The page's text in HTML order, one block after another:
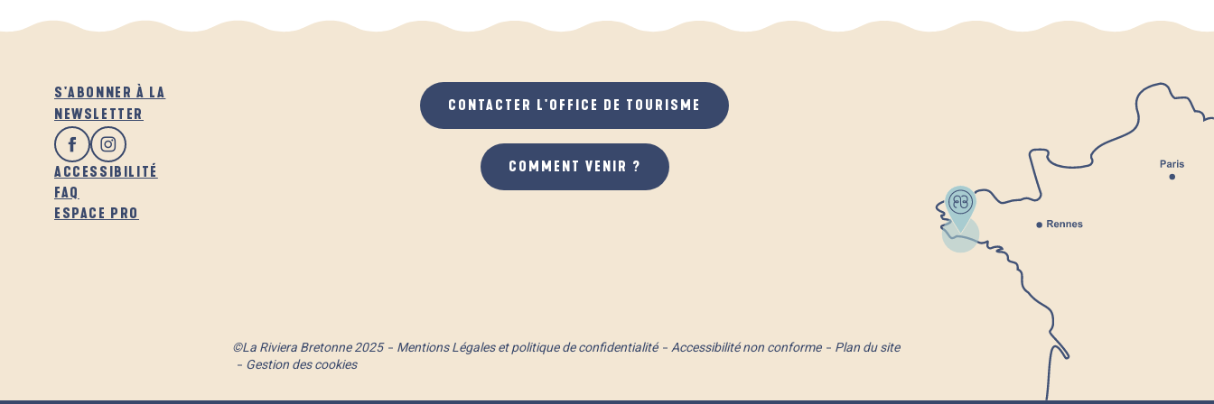
S'ABONNER À LA
NEWSLETTER
ACCESSIBILITÉ
FAQ
ESPACE PRO
CONTACTER L'OFFICE DE TOURISME
COMMENT VENIR ?
©La Riviera Bretonne 2025 Mentions Légales et politique de confidentialité Accessibilité non conforme
Plan du site
Gestion des cookies